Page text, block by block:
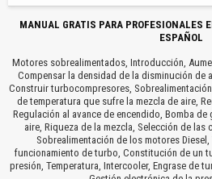
MANUAL GRATIS PARA PROFESIONALES
ESPAÑOL
Motores sobrealimentados, Introducción,
Compensar la densidad de la disminución de
Construir turbocompresores,
de temperatura que sufre la mezcla de aire,
Regulación al avance de encendido, Bomba
aire, Riqueza de la mezcla, Selección de las
Sobrealimentación de los motores
funcionamiento de turbo, Constitución de un
presión, Temperatura, Intercooler, Engrase de